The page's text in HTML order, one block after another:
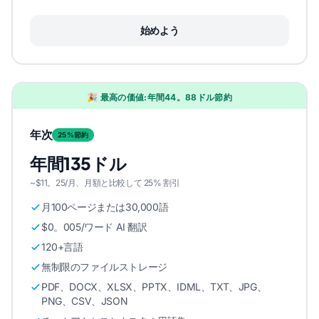
始めよう
🎉 最高の価値:年間44。88ドル節約
年次 25%節約
年間135ドル
~$11。25/月、月額と比較して 25% 割引
月100ページまたは30,000語
$0。005/ワード AI 翻訳
120+言語
無制限のファイルストレージ
PDF、DOCX、XLSX、PPTX、IDML、TXT、JPG、
PNG、CSV、JSON